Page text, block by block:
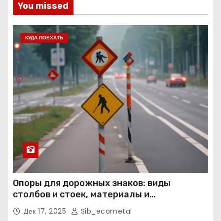
You missed
КУДА ПОЕХАТЬ
Опоры для дорожных знаков: виды
столбов и стоек, материалы и
нормативные требования
Дек 17, 2025 Sib_ecometal